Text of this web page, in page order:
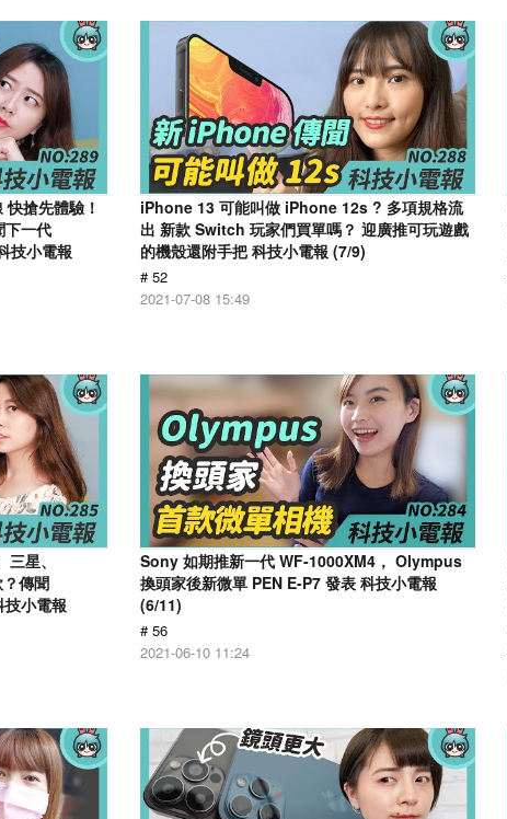
搶先體驗！
一代
技小電報
iPhone 13 可能叫做 iPhone 12s ? 多項規格流
出 新款 Switch 玩家們買單嗎？ 迎廣推可玩遊戲
的機殼還附手把 科技小電報 (7/9)
# 52
2021-07-08 15:49
星、
傳聞
小電報
Sony 如期推新一代 WF-1000XM4， Olympus
換頭家後新微單 PEN E-P7 發表 科技小電報
(6/11)
# 56
2021-06-10 11:24